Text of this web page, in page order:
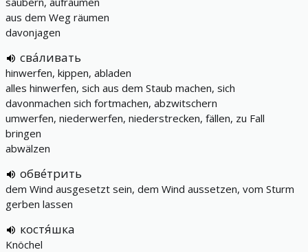
aus dem Weg räumen
davonjagen
сва́ливать
hinwerfen, kippen, abladen
alles hinwerfen, sich aus dem Staub machen, sich
davonmachen sich fortmachen, abzwitschern
umwerfen, niederwerfen, niederstrecken, fällen, zu Fall
bringen
abwälzen
обве́трить
dem Wind ausgesetzt sein, dem Wind aussetzen, vom Sturm
gerben lassen
костя́шка
Knöchel